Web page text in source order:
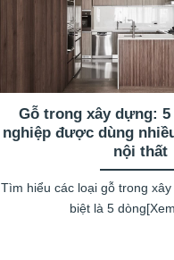
Gỗ trong xây dựng:
nghiệp được dùng
nội thất
Tìm hiểu các loại gỗ trong
biệt là 5